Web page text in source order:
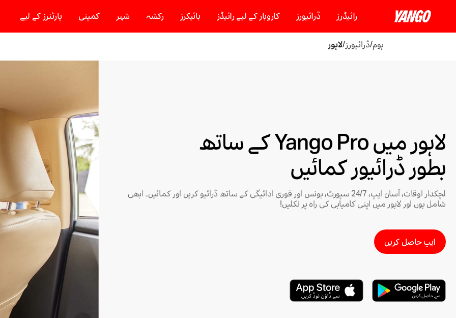
رائیڈرز ڈرائیورز کاروبار کے لیے رائیڈز بائیکرز رکشہ شہر کمپنی پارٹنرز کے لیے
ہوم/ڈرائیورز/لاہور
لاہور میں Yango Pro کے ساتھ
بطور ڈرائیور کمائیں
لچکدار اوقات، آسان ایپ، 24/7 سپورٹ، بونس اور فوری ادائیگی کے ساتھ ڈرائیو کریں اور کمائیں۔ ابھی
شامل ہوں اور لاہور میں اپنی کامیابی کی راہ پر نکلیں!
ایپ حاصل کریں